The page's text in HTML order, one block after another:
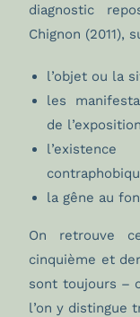
diagnostic
Chignon (2011),
l’objet ou la
les
de
la gêne au
On retrouve
cinquième et
sont toujours –
l’on y distingue